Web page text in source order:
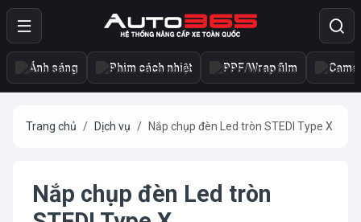
Ánh sáng Phim cách nhiệt PPF/Wrap film
Trang chủ Dịch vụ Nắp chụp đèn Led tròn STEDI Type X
Nắp chụp đèn Led tròn